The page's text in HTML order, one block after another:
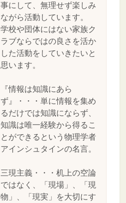
事にして、無理せず楽しみ
ながら活動しています。
学校や団体にはない家族ク
ラブならではの良さを活か
した活動をしていきたいと
思います。
『情報は知識にあら
ず』・・・単に情報を集め
るだけでは知識にならず、
知識は唯一経験から得るこ
とができるという物理学者
アインシュタインの名言。
三現主義・・・机上の空論
ではなく、「現場」、「現
物」、「現実」を大切にす